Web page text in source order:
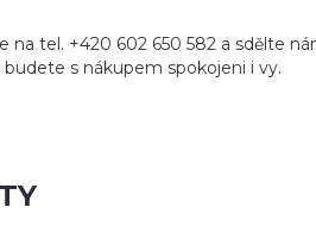
na tel. +420 602 650 582 a sdělte
s nákupem spokojeni i vy.